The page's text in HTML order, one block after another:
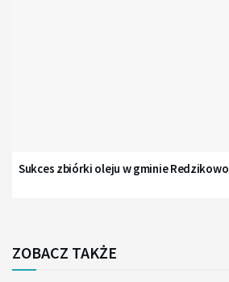
Sukces zbiórki oleju w gminie Redzikowo
ZOBACZ TAKŻE